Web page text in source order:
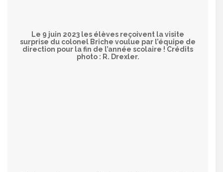
Le 9 juin 2023 les élèves reçoivent la visite
surprise du colonel Briche voulue par l’équipe de
direction pour la fin de l’année scolaire ! Crédits
photo : R. Drexler.